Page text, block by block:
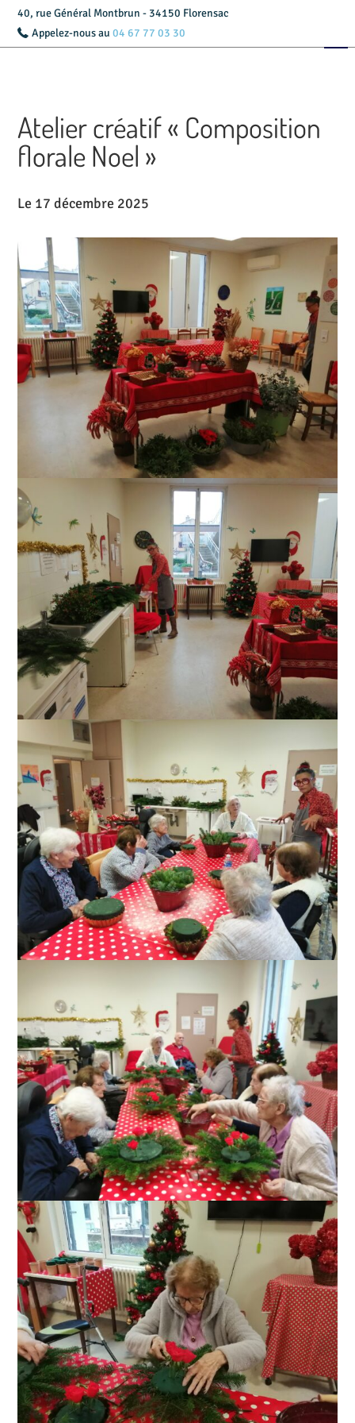
40, rue Général Montbrun - 34150 Florensac
Appelez-nous au 04 67 77 03 30
Accueil
Livret d’accueil
Services
Tarifs
Contact
Atelier créatif « Composition
florale Noel »
Le 17 décembre 2025